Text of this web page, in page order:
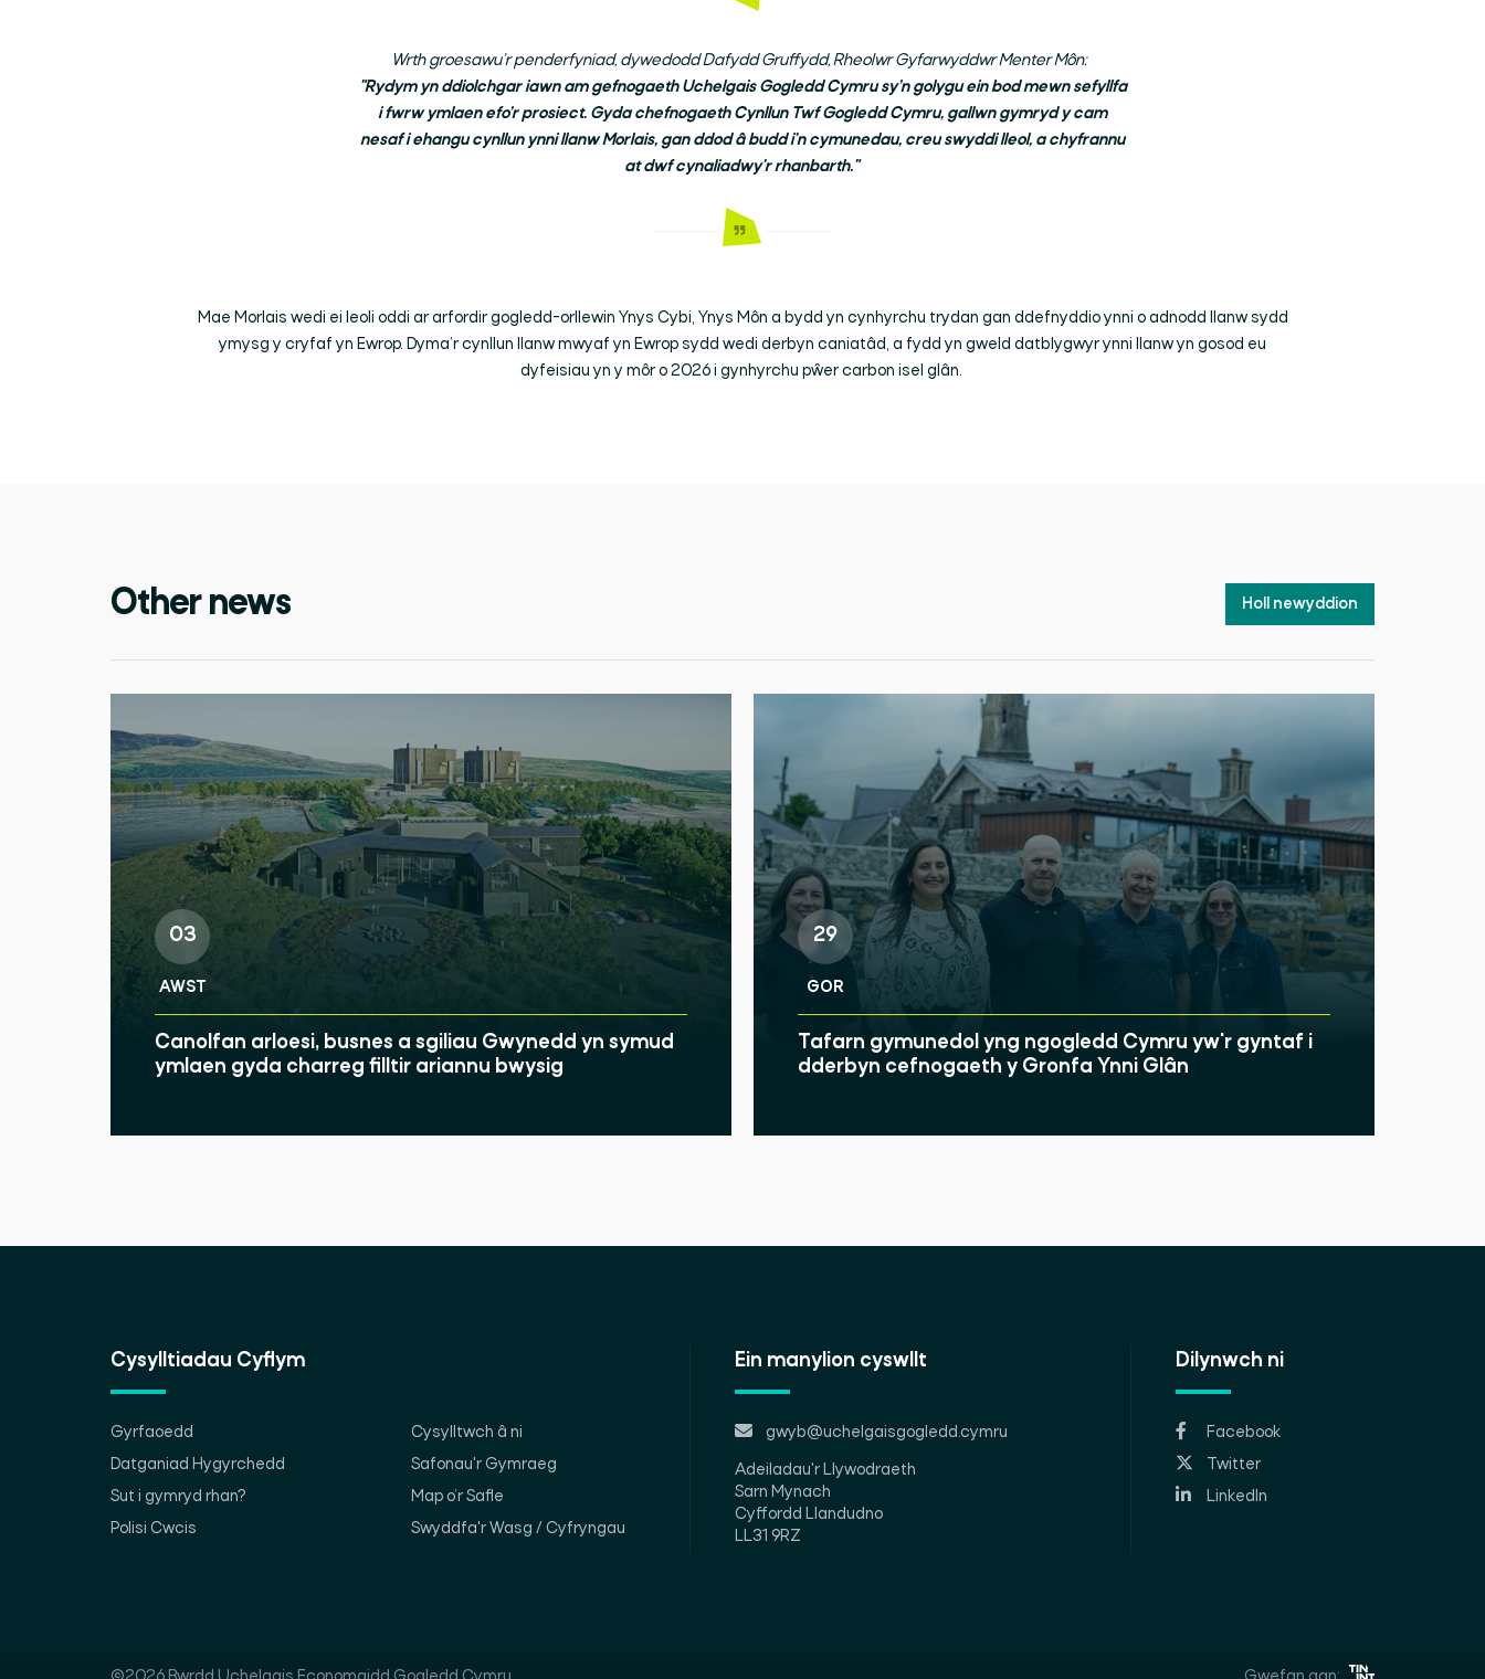
Wrth groesawu’r penderfyniad, dywedodd Dafydd Gruffydd, Rheolwr Gyfarwyddwr Menter Môn:
"Rydym yn ddiolchgar iawn am gefnogaeth Uchelgais Gogledd Cymru sy’n golygu ein bod mewn sefyllfa
i fwrw ymlaen efo’r prosiect. Gyda chefnogaeth Cynllun Twf Gogledd Cymru, gallwn gymryd y cam
nesaf i ehangu cynllun ynni llanw Morlais, gan ddod â budd i'n cymunedau, creu swyddi lleol, a chyfrannu
at dwf cynaliadwy'r rhanbarth."
Mae Morlais wedi ei leoli oddi ar arfordir gogledd-orllewin Ynys Cybi, Ynys Môn a bydd yn cynhyrchu trydan gan ddefnyddio ynni o adnodd llanw sydd
ymysg y cryfaf yn Ewrop. Dyma’r cynllun llanw mwyaf yn Ewrop sydd wedi derbyn caniatâd, a fydd yn gweld datblygwyr ynni llanw yn gosod eu
dyfeisiau yn y môr o 2026 i gynhyrchu pŵer carbon isel glân.
Other news Holl newyddion
03
AWST
Canolfan arloesi, busnes a sgiliau Gwynedd yn symud
ymlaen gyda charreg filltir ariannu bwysig
29
GOR
Tafarn gymunedol yng ngogledd Cymru yw'r gyntaf i
dderbyn cefnogaeth y Gronfa Ynni Glân
Cysylltiadau Cyflym
Gyrfaoedd
Cysylltwch â ni
Datganiad Hygyrchedd
Safonau'r Gymraeg
Sut i gymryd rhan?
Map o’r Safle
Polisi Cwcis
Swyddfa'r Wasg / Cyfryngau
Ein manylion cyswllt
gwyb@uchelgaisgogledd.cymru
Adeiladau'r Llywodraeth
Sarn Mynach
Cyffordd Llandudno
LL31 9RZ
Dilynwch ni
Facebook
Twitter
LinkedIn